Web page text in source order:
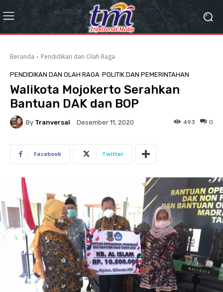
Beranda Pendidikan dan Olah Raga
PENDIDIKAN DAN OLAH RAGA POLITIK DAN PEMERINTAHAN
Walikota Mojokerto Serahkan
Bantuan DAK dan BOP
By Tranversal Desember 11, 2020 0
493
Facebook Twitter